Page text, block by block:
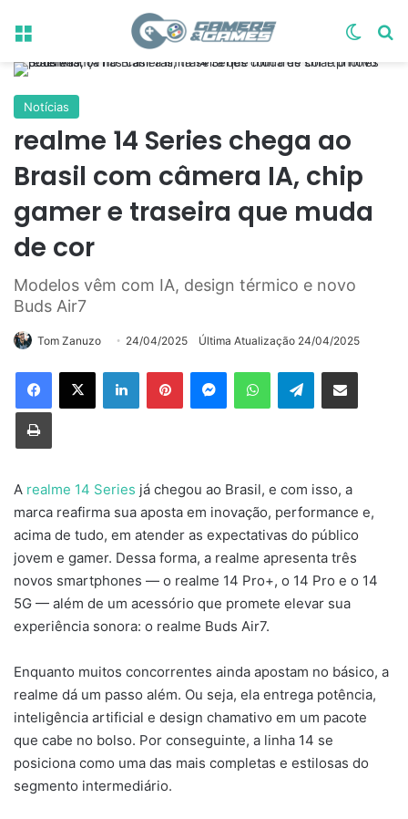
Menu
Notícias
realme 14 Series chega ao
Brasil com câmera IA, chip
gamer e traseira que muda
de cor
Modelos vêm com IA, design térmico e novo
Buds Air7
Tom Zanuzo 24/04/2025 Última Atualização 24/04/2025
LinkedinPinterestMessengerWhatsAppTelegramCompartilhar via e-mail
Imprimir
A realme 14 Series já chegou ao Brasil, e com isso, a
marca reafirma sua aposta em inovação, performance e,
acima de tudo, em atender as expectativas do público
jovem e gamer. Dessa forma, a realme apresenta três
novos smartphones — o realme 14 Pro+, o 14 Pro e o 14
5G — além de um acessório que promete elevar sua
experiência sonora: o realme Buds Air7.
Enquanto muitos concorrentes ainda apostam no básico, a
realme dá um passo além. Ou seja, ela entrega potência,
inteligência artificial e design chamativo em um pacote
que cabe no bolso. Por conseguinte, a linha 14 se
posiciona como uma das mais completas e estilosas do
segmento intermediário.